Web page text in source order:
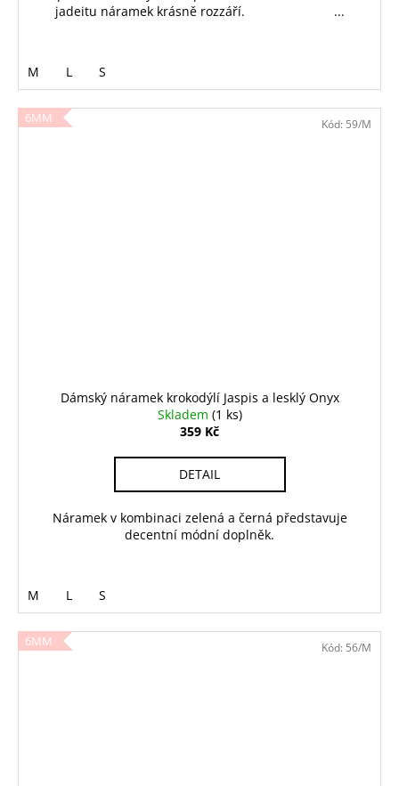
jadeitu náramek krásně rozzáří. ...
M L S
6MM
Dámský náramek krokodýlí Jaspis a lesklý Onyx
Skladem (1 ks)
359 Kč
DETAIL
Náramek v kombinaci zelená a černá představuje
decentní módní doplněk.
M L S
Kód: 59/M
6MM Kód: 56/M